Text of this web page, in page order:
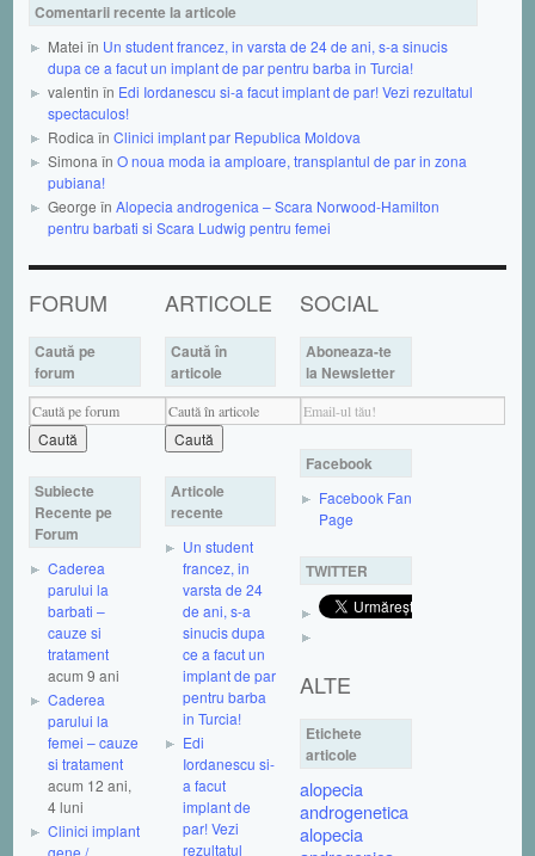
Comentarii recente la articole
Matei în Un student francez, in varsta de 24 de ani, s-a sinucis
dupa ce a facut un implant de par pentru barba in Turcia!
valentin în Edi Iordanescu si-a facut implant de par! Vezi rezultatul
spectaculos!
Rodica în Clinici implant par Republica Moldova
Simona în O noua moda ia amploare, transplantul de par in zona
pubiana!
George în Alopecia androgenica – Scara Norwood-Hamilton
pentru barbati si Scara Ludwig pentru femei
FORUM
Caută pe
forum
Subiecte
Recente pe
Forum
Caderea
parului la
barbati –
cauze si
tratament
acum 9 ani
Caderea
parului la
femei – cauze
si tratament
acum 12 ani,
4 luni
Clinici implant
gene /
ARTICOLE
Caută în
articole
Articole
recente
Un student
francez, in
varsta de 24
de ani, s-a
sinucis dupa
ce a facut un
implant de par
pentru barba
in Turcia!
Edi
Iordanescu si-
a facut
implant de
par! Vezi
rezultatul
SOCIAL
Aboneaza-te
la Newsletter
Facebook
Facebook Fan
Page
TWITTER
ALTE
Etichete
articole
alopecia
androgenetica
alopecia